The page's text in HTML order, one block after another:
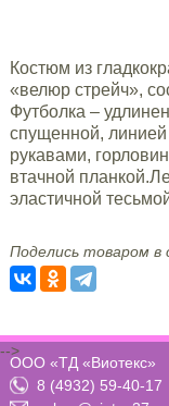
Костюм из
«велюр стрейч»,
Футболка –
спущенной,
рукавами,
втачной
эластичной
Поделись товаром в
ООО «ТД «Виотекс»
8 (4932) 59-40-17
-->